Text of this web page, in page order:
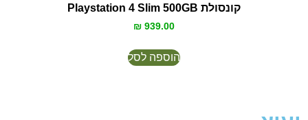
קונסולת Playstation 4 Slim 500GB
₪ 939.00
הוספה לסל